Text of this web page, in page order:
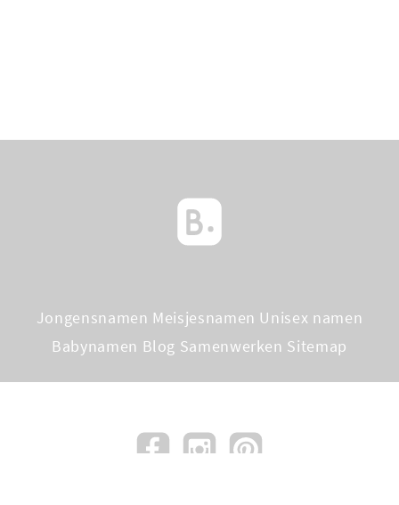
Jongensnamen Meisjesnamen Unisex namen
Babynamen Blog Samenwerken Sitemap